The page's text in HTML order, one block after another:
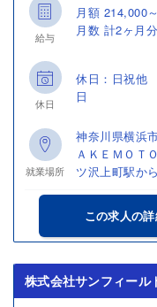
給与
月額
月数 計2ヶ月
休日
休日：日祝他
日
就業場所
神奈川県横浜
ＡＫＥＭＯ
ツ沢上町駅か
この求人の
株式会社サンフィール